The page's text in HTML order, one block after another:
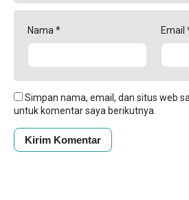
Nama* Email
Simpan nama, email, dan situs web
untuk komentar saya berikutnya.